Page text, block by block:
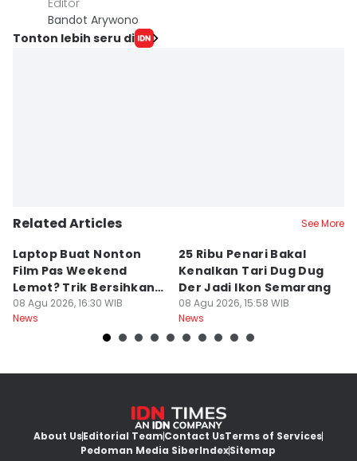
Editor
Bandot Arywono
Tonton lebih seru di
Related Articles See More
Laptop Buat Nonton
Film Pas Weekend
Lemot? Trik Bersihkan
Junk File Tanpa Install
Ulang
08 Agu 2026, 16:30 WIB
News
25 Ribu Penari Bakal
Kenalkan Tari Dug Dug
Der Jadi Ikon Semarang
08 Agu 2026, 15:58 WIB
News
About UsEditorial TeamContact UsTerms of Services
Pedoman Media SiberIndexSitemap